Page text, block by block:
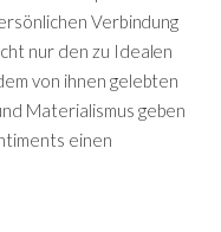
Verbindung
nur den zu Idealen
von ihnen gelebten
Materialismus geben
einen